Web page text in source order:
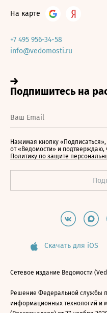
На карте
+7 495 956-34-58
info@vedomosti.ru
Нажимая кнопку
от «Ведомости» и
Политику по защите
Скачать для iOS
Сетевое издание Ведомости
Решение Федеральной службы
информационных технологий и